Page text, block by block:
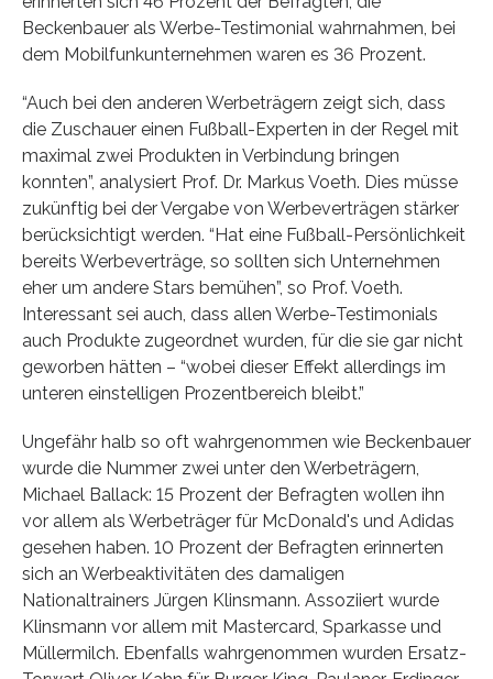
Beckenbauer als Werbe-Testimonial wahrnahmen, bei
dem Mobilfunkunternehmen waren es 36 Prozent.
“Auch bei den anderen Werbeträgern zeigt sich, dass
die Zuschauer einen Fußball-Experten in der Regel mit
maximal zwei Produkten in Verbindung bringen
konnten”, analysiert Prof. Dr. Markus Voeth. Dies müsse
zukünftig bei der Vergabe von Werbeverträgen stärker
berücksichtigt werden. “Hat eine Fußball-Persönlichkeit
bereits Werbeverträge, so sollten sich Unternehmen
eher um andere Stars bemühen”, so Prof. Voeth.
Interessant sei auch, dass allen Werbe-Testimonials
auch Produkte zugeordnet wurden, für die sie gar nicht
geworben hätten – “wobei dieser Effekt allerdings im
unteren einstelligen Prozentbereich bleibt.”
Ungefähr halb so oft wahrgenommen wie Beckenbauer
wurde die Nummer zwei unter den Werbeträgern,
Michael Ballack: 15 Prozent der Befragten wollen ihn
vor allem als Werbeträger für McDonald's und Adidas
gesehen haben. 10 Prozent der Befragten erinnerten
sich an Werbeaktivitäten des damaligen
Nationaltrainers Jürgen Klinsmann. Assoziiert wurde
Klinsmann vor allem mit Mastercard, Sparkasse und
Müllermilch. Ebenfalls wahrgenommen wurden Ersatz-